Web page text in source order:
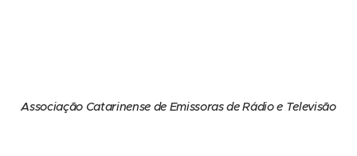
Associação Catarinense de Emissoras de Rádio e Televisão